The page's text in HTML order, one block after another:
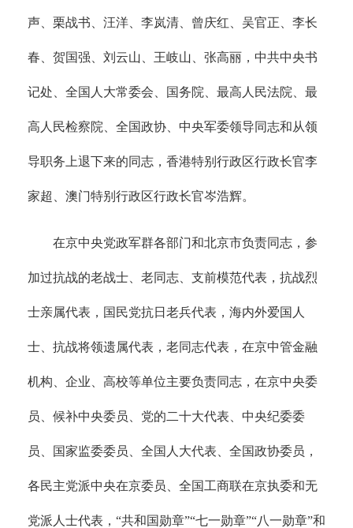
声、栗战书、汪洋、李岚清、曾庆红、吴官正、李长
春、贺国强、刘云山、王岐山、张高丽，中共中央书
记处、全国人大常委会、国务院、最高人民法院、最
高人民检察院、全国政协、中央军委领导同志和从领
导职务上退下来的同志，香港特别行政区行政长官李
家超、澳门特别行政区行政长官岑浩辉。
在京中央党政军群各部门和北京市负责同志，参
加过抗战的老战士、老同志、支前模范代表，抗战烈
士亲属代表，国民党抗日老兵代表，海内外爱国人
士、抗战将领遗属代表，老同志代表，在京中管金融
机构、企业、高校等单位主要负责同志，在京中央委
员、候补中央委员、党的二十大代表、中央纪委委
员、国家监委委员、全国人大代表、全国政协委员，
各民主党派中央在京委员、全国工商联在京执委和无
党派人士代表，“共和国勋章”“七一勋章”“八一勋章”和